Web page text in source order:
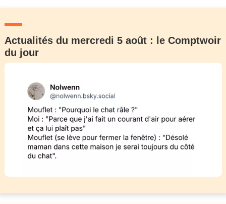
Actualités du mercredi 5 août : le Comptwoir
du jour